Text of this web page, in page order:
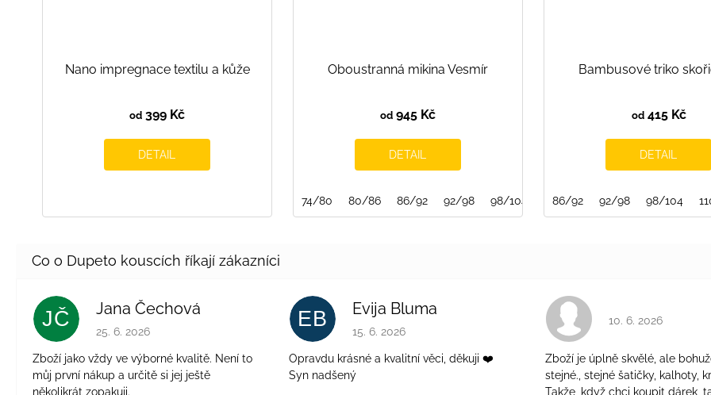
Nano impregnace textilu a kůže
od 399 Kč
DETAIL
Oboustranná mikina Vesmír
od 945 Kč
DETAIL
74/80 80/86 86/92 92/98 98/104 104/110 110/116 116/122
Bambusové triko
od415 Kč
DETAIL
86/92 92/98 98/104
JČ Jana Čechová
Hodnocení obchodu je 5 z 5 hvězdiček.
25. 6. 2026
Zboží jako vždy ve výborné kvalitě. Není to
můj první nákup a určitě si jej ještě
několikrát zopakuji.
EB Evija Bluma
Hodnocení obchodu je 5 z 5 hvězdiček.
15. 6. 2026
Opravdu krásné a kvalitní věci, děkuji ❤️
Syn nadšený
Hodnocení
10. 6. 2026
Zboží je úplně skvělé, ale
stejné., stejné šatičky, kalhoty,
Takže, když chci koupit dárek,